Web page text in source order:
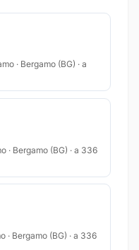
· Bergamo (BG) · a
· Bergamo (BG) · a 336
Bergamo (BG) · a 336